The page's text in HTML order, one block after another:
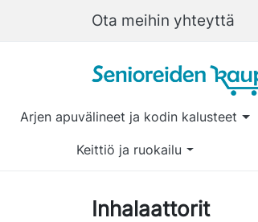
Ota meihin yhteyttä
Arjen apuvälineet ja kodin kalusteet
Keittiö ja ruokailu
Inhalaattorit